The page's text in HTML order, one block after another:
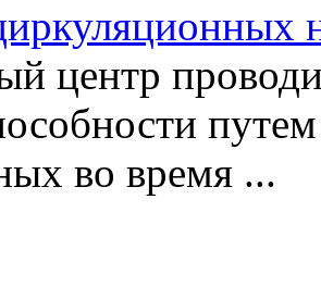
центр
во время ...